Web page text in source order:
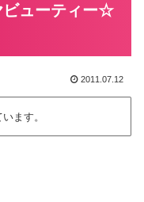
ビューティー☆
2011.07.12
ます。